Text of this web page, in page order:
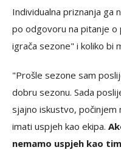
Individualna priznanja ga
po odgovoru na pitanje o
igrača sezone" i koliko bi
"Prošle sezone sam
dobru sezonu. Sada
sjajno iskustvo, počinjem
imati uspjeh kao ekipa.
nemamo uspjeh kao